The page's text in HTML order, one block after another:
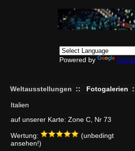
Powered by
Weltausstellungen :: Fotogalerien
Italien
auf unserer Karte: Zone C, Nr 73
Wertung:
(unbedingt
ansehen!)